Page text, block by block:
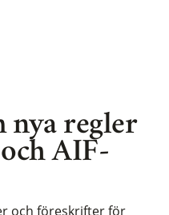
nya regler
AIF-
och föreskrifter för